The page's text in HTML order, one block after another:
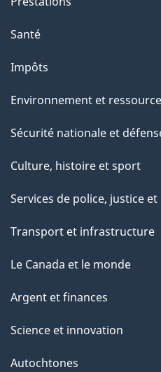
Santé
Impôts
Environnement et
Sécurité nationale et
Culture, histoire et sport
Services de police, justice
Transport et infrastructure
Le Canada et le monde
Argent et finances
Science et innovation
Autochtones